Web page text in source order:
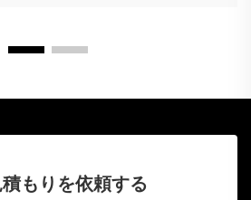
もりを依頼する